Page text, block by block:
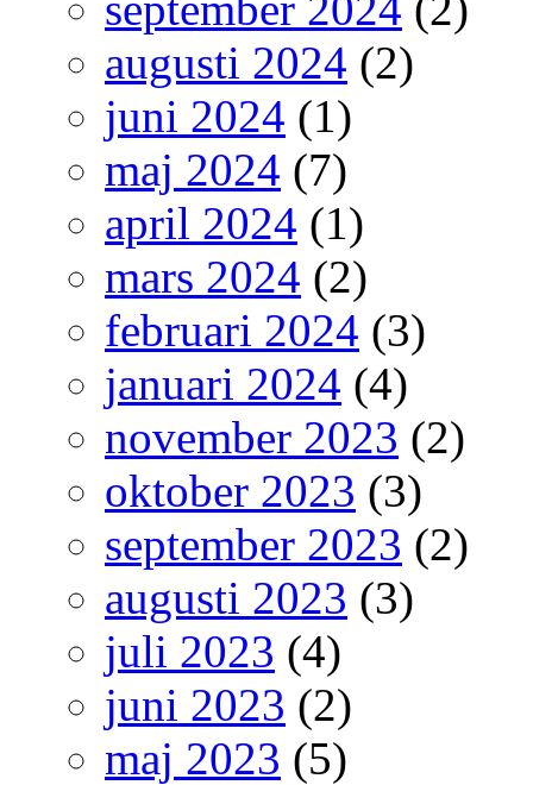
augusti 2024 (2)
juni 2024 (1)
maj 2024 (7)
april 2024 (1)
mars 2024 (2)
februari 2024 (3)
januari 2024 (4)
november 2023 (2)
oktober 2023 (3)
september 2023 (2)
augusti 2023 (3)
juli 2023 (4)
juni 2023 (2)
maj 2023 (5)